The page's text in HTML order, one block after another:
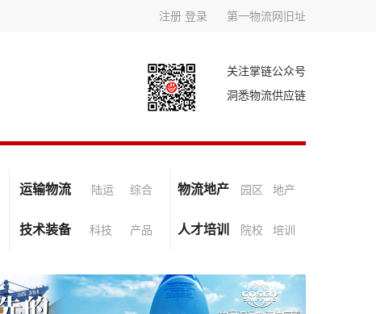
注册 登录 第一物流网旧址
关注掌链公众号
洞悉物流供应链
运输物流 陆运 综合 物流地产 园区 地产
技术装备 科技 产品 人才培训 院校 培训